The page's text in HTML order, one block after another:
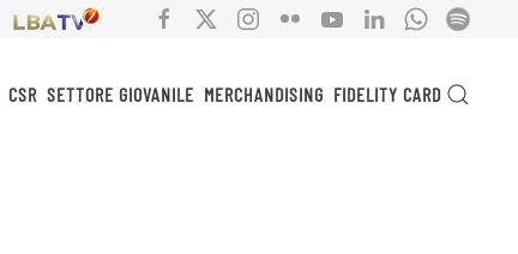
CSR SETTORE GIOVANILE MERCHANDISING FIDELITY CARD